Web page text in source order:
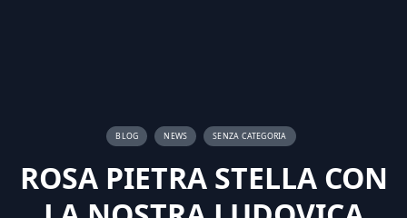
BLOG NEWS SENZA CATEGORIA
ROSA PIETRA STELLA CON